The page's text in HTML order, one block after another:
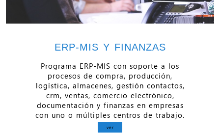
ERP-MIS Y FINANZAS
Programa ERP-MIS con soporte a los
procesos de compra, producción,
logística, almacenes, gestión contactos,
crm, ventas, comercio electrónico,
documentación y finanzas en empresas
con uno o múltiples centros de trabajo.
ver